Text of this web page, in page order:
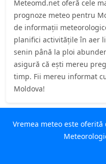
Meteomd.net oferă cele
prognoze meteo pentru
de informații
planifici activitățile în aer
senin până la ploi
asigură că ești mereu
timp. Fii mereu informat
Moldova!
Vremea meteo este